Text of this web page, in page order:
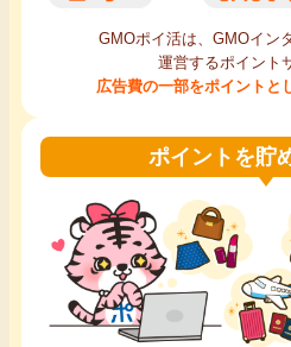
GMOポイ活の使い方
GMOポイ活は、GMOイン
運営するポイント
広告費の一部をポイントと
ポイントを貯